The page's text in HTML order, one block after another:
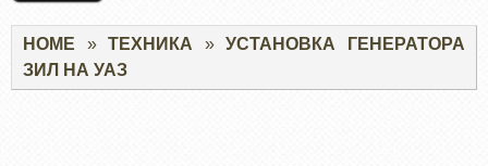
Строка
навигации
HOME ТЕХНИКА
УСТАНОВКА ГЕНЕРАТОРА
ЗИЛ НА УАЗ